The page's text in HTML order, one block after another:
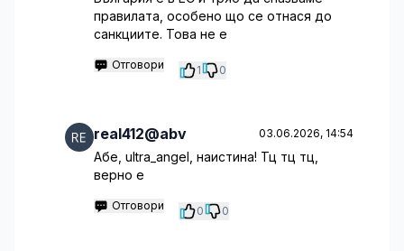
правилата, особено що се отнася до
санкциите. Това не е
Отговори 1 0
real412@abv 03.06.2026, 14:54
Абе, ultra_angel, наистина! Тц тц тц,
верно е
Отговори 0 0